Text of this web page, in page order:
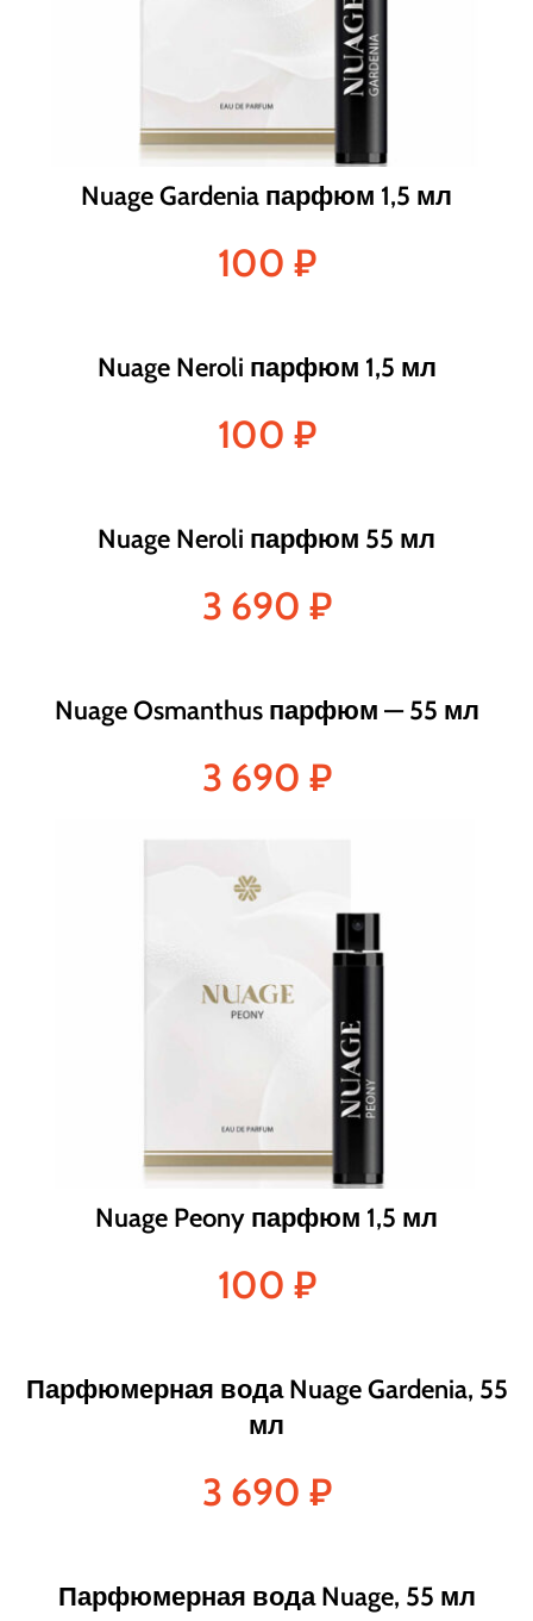
Nuage Gardenia парфюм 1,5 мл
100 ₽
Nuage Neroli парфюм 1,5 мл
100 ₽
Nuage Neroli парфюм 55 мл
3 690 ₽
Nuage Osmanthus парфюм — 55 мл
3 690 ₽
Nuage Peony парфюм 1,5 мл
100 ₽
Парфюмерная вода Nuage Gardenia, 55
мл
3 690 ₽
Парфюмерная вода Nuage, 55 мл